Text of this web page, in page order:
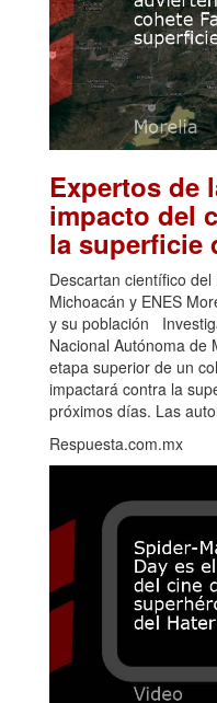
Expertos de
impacto del
la superficie
Descartan científico
Michoacán y ENES
y su población
Nacional Autónoma de
etapa superior de un
impactará contra la
próximos días. Las
Respuesta.com.mx